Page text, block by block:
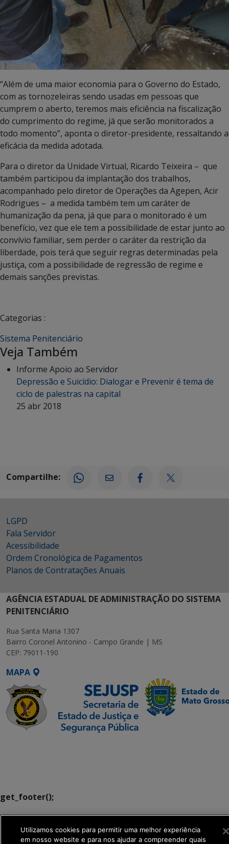
“Além de uma maior economia para o Governo do Estado,
com as tornozeleiras sendo usadas em pessoas que
cumprem o aberto, teremos mais eficiência na fiscalização
do cumprimento do regime, já que serão monitorados a
todo momento”, aponta o diretor-presidente, ressaltando a
eficácia da medida adotada.
Para o diretor da Unidade Virtual, Ricardo Teixeira – que
também participou da implantação dos trabalhos,
acompanhado pelo diretor de Operações da Agepen, Acir
Rodrigues – a medida também tem um caráter de
humanização da pena, já que para o monitorado é um
benefício, vez que ele tem a possibilidade de estar junto ao
convívio familiar, sem perder o caráter da restrição da
liberdade, pois terá que seguir regras determinadas pela
justiça, com a possibilidade de regressão de regime e
demais sanções previstas.
Categorias :
Sistema Penitenciário
Veja Também
Informe Apoio ao Servidor
Depressão e Suicídio: Dialogar e Prevenir é tema de
ciclo de palestras na capital
25 abr 2018
Compartilhe:
LGPD
Fala Servidor
Acessibilidade
Ordem Cronológica de Pagamentos
Planos de Contratações Anuais
AGÊNCIA ESTADUAL DE ADMINISTRAÇÃO DO SISTEMA
PENITENCIÁRIO
Rua Santa Maria 1307
Bairro Coronel Antonino - Campo Grande | MS
CEP: 79011-190
MAPA
get_footer();
Utilizamos cookies para permitir uma melhor experiência
em nosso website e para nos ajudar a compreender quais